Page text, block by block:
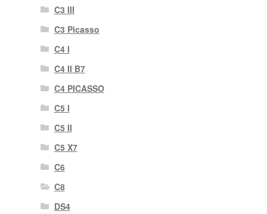
C3 III
C3 Picasso
C4 I
C4 II B7
C4 PICASSO
C5 I
C5 II
C5 X7
C6
C8
DS4